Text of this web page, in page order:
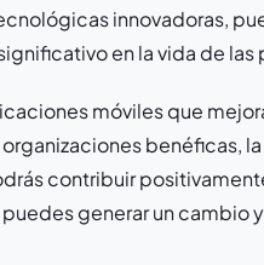
innovadoras,
en la vida de las
móviles que
benéficas,
contribuir
generar un cambio